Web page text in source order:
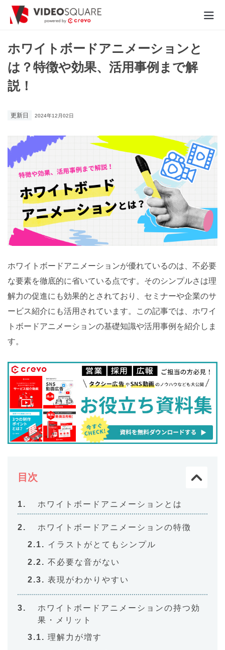
動画制作実績
価格
お問合わせ・無料見積もり
資料ダウンロード
ホワイトボードアニメーションと
は？特徴や効果、活用事例まで解
説！
更新日 2024年12月02日
ホワイトボードアニメーションが優れているのは、不必要
な要素を徹底的に省いている点です。そのシンプルさは理
解力の促進にも効果的とされており、セミナーや企業のサ
ービス紹介にも活用されています。この記事では、ホワイ
トボードアニメーションの基礎知識や活用事例を紹介しま
す。
目次
ホワイトボードアニメーションとは
ホワイトボードアニメーションの特徴
イラストがとてもシンプル
不必要な音がない
表現がわかりやすい
ホワイトボードアニメーションの持つ効
果・メリット
理解力が増す